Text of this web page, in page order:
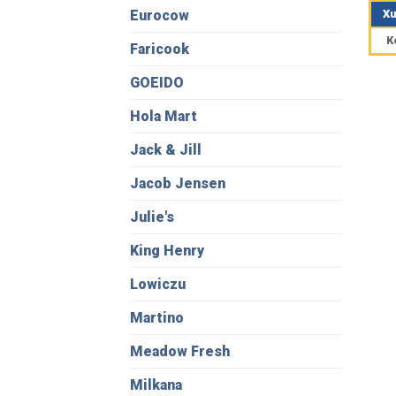
Eurocow
Faricook
GOEIDO
Hola Mart
Jack & Jill
Jacob Jensen
Julie's
King Henry
Lowiczu
Martino
Meadow Fresh
Milkana
5